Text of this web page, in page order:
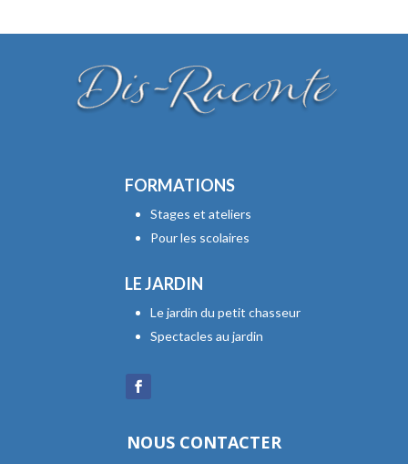
FORMATIONS
Stages et ateliers
Pour les scolaires
LE JARDIN
Le jardin du petit chasseur
Spectacles au jardin
NOUS CONTACTER